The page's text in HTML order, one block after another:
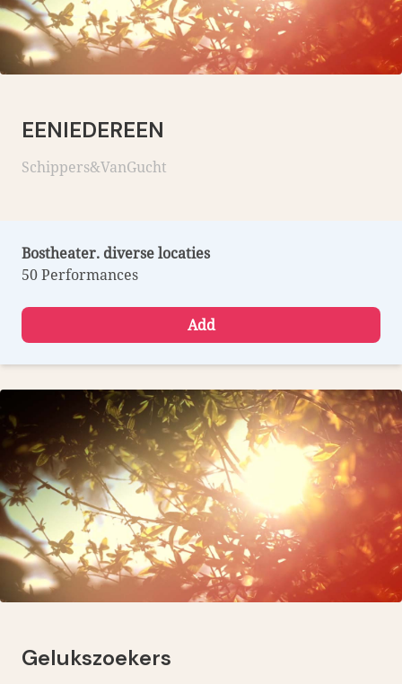
EENIEDEREEN
Schippers&VanGucht
Bostheater. diverse locaties
50 Performances
Add
Gelukszoekers